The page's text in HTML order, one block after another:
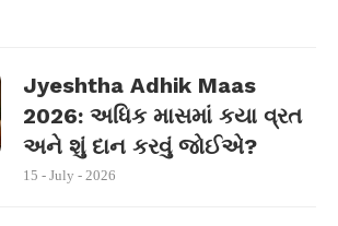
Jyeshtha Adhik Maas
2026: અધિક માસમાં કયા વ્રત
અને શું દાન કરવું જોઈએ?
15 - July - 2026